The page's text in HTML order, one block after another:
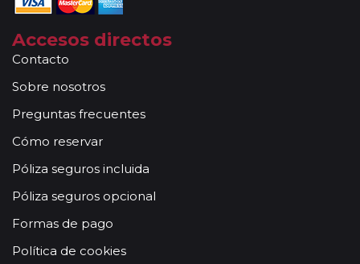
Accesos directos
Contacto
Sobre nosotros
Preguntas frecuentes
Cómo reservar
Póliza seguros incluida
Póliza seguros opcional
Formas de pago
Política de cookies